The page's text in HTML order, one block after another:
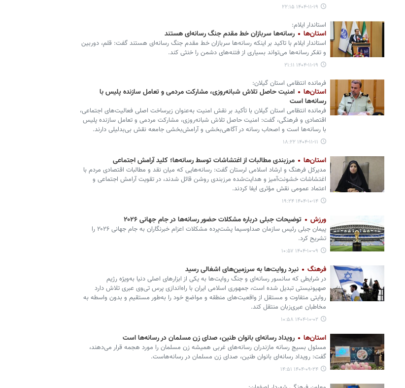
۱۴۰۴-۱۱-۱۹ ۲۲:۱۵
استاندار ایلام:
استان‌ها رسانه‌ها سربازان خط مقدم جنگ رسانه‌ای هستند
استاندار ایلام با تاکید بر اینکه رسانه‌ها سربازان خط مقدم جنگ رسانه‌ای هستند گفت: قلم، دوربین
و تفکر رسانه‌ها می‌تواند بسیاری از فتنه‌های دشمن را خنثی کند.
۱۴۰۴-۱۱-۱۹ ۲۱:۱۱
فرمانده انتظامی استان گیلان:
استان‌ها
امنیت حاصل تلاش شبانه‌روزی، مشارکت مردمی و تعامل سازنده پلیس با
رسانه‌ها است
فرمانده انتظامی استان گیلان با تأکید بر نقش امنیت به‌عنوان زیرساخت اصلی فعالیت‌های اجتماعی،
اقتصادی و فرهنگی، گفت: امنیت حاصل تلاش شبانه‌روزی، مشارکت مردمی و تعامل سازنده پلیس
با رسانه‌ها است و اصحاب رسانه در آگاهی‌بخشی و آرامش‌بخشی جامعه نقش بی‌بدلیلی دارند.
۱۴۰۴-۱۱-۱۱ ۱۸:۲۲
استان‌ها مرزبندی مطالبات از اغتشاشات توسط رسانه‌ها؛ کلید آرامش اجتماعی
مدیرکل فرهنگ و ارشاد اسلامی لرستان گفت: رسانه‌هایی که میان نقد و مطالبات اقتصادی مردم با
اغتشاشات خشونت‌آمیز و هدایت‌شده مرزبندی روشن قائل شدند، در تقویت آرامش اجتماعی و
اعتماد عمومی نقش مؤثری ایفا کردند.
۱۴۰۴-۱۰-۱۴ ۱۹:۲۴
ورزش توضیحات جبلی درباره مشکلات حضور رسانه‌ها در جام جهانی ۲۰۲۶
پیمان جبلی رئیس سازمان صداوسیما پشت‌پرده مشکلات اعزام خبرنگاران به جام جهانی ۲۰۲۶ را
تشریح کرد.
۱۴۰۴-۱۰-۰۹ ۱۰:۵۷
فرهنگ نبرد روایت‌ها به سرزمین‌های اشغالی رسید
در شرایطی که سانسور رسانه‌ای و جنگ روایت‌ها به یکی از ابزارهای اصلی دنیا به‌ویژه رژیم
صهیونیستی تبدیل شده است، جمهوری اسلامی ایران با راه‌اندازی پرس تی‌وی عبری تلاش دارد
روایتی متفاوت و مستقل از واقعیت‌های منطقه و مواضع خود را به‌طور مستقیم و بدون واسطه به
مخاطبان عبری‌زبان منتقل کند.
۱۴۰۴-۱۰-۰۲ ۱۰:۵۸
استان‌ها رویداد رسانه‌ای بانوان طنین، صدای زن مسلمان در رسانه‌ها است
مسئول بسیج رسانه مازندران رسانه‌های غربی همیشه زن مسلمان را مورد هجمه قرار می‌دهند،
گفت: رویداد رسانه‌ای بانوان طنین، صدای زن مسلمان در رسانه‌هاست.
۱۴۰۴-۰۹-۲۴ ۱۴:۵۱